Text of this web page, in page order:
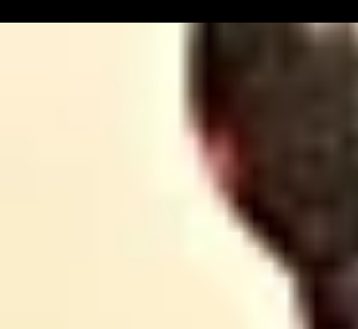
contestations à Foix